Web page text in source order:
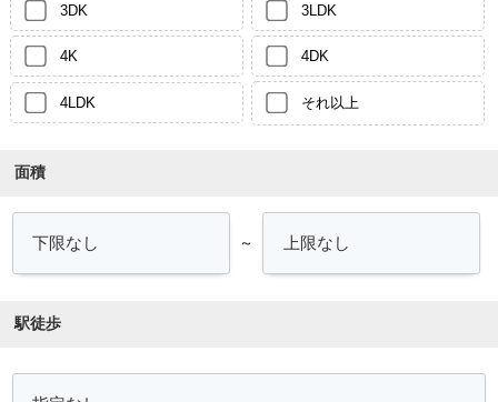
3DK 3LDK
4K 4DK
4LDK それ以上
面積
～
駅徒歩